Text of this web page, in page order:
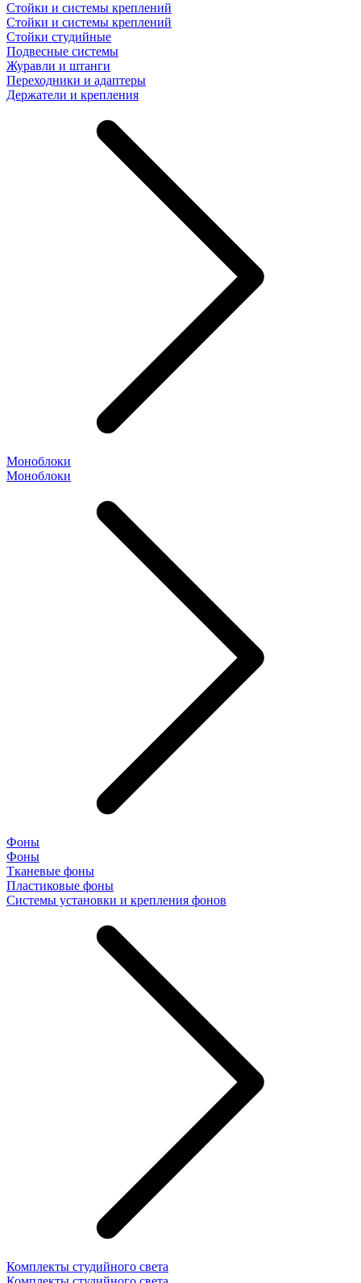
Стойки и системы креплений
Стойки и системы креплений
Стойки студийные
Подвесные системы
Журавли и штанги
Переходники и адаптеры
Держатели и крепления
Моноблоки
Моноблоки
Фоны
Фоны
Тканевые фоны
Пластиковые фоны
Системы установки и крепления фонов
Комплекты студийного света